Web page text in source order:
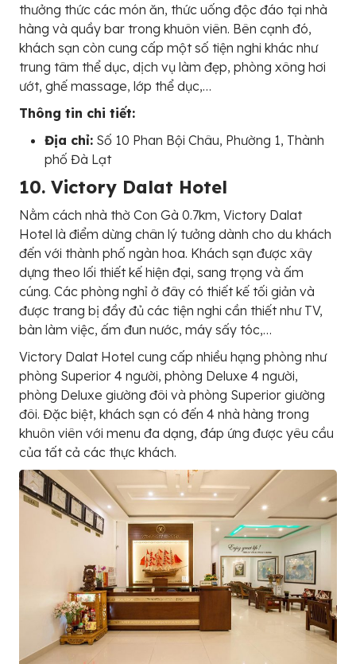
thưởng thức các món ăn, thức uống độc đáo tại nhà
hàng và quầy bar trong khuôn viên. Bên cạnh đó,
khách sạn còn cung cấp một số tiện nghi khác như
trung tâm thể dục, dịch vụ làm đẹp, phòng xông hơi
ướt, ghế massage, lớp thể dục,…
Thông tin chi tiết:
Địa chỉ: Số 10 Phan Bội Châu, Phường 1, Thành
phố Đà Lạt
10. Victory Dalat Hotel
Nằm cách nhà thờ Con Gà 0.7km, Victory Dalat
Hotel là điểm dừng chân lý tưởng dành cho du khách
đến với thành phố ngàn hoa. Khách sạn được xây
dựng theo lối thiết kế hiện đại, sang trọng và ấm
cúng. Các phòng nghỉ ở đây có thiết kế tối giản và
được trang bị đầy đủ các tiện nghi cần thiết như TV,
bàn làm việc, ấm đun nước, máy sấy tóc,…
Victory Dalat Hotel cung cấp nhiều hạng phòng như
phòng Superior 4 người, phòng Deluxe 4 người,
phòng Deluxe giường đôi và phòng Superior giường
đôi. Đặc biệt, khách sạn có đến 4 nhà hàng trong
khuôn viên với menu đa dạng, đáp ứng được yêu cầu
của tất cả các thực khách.